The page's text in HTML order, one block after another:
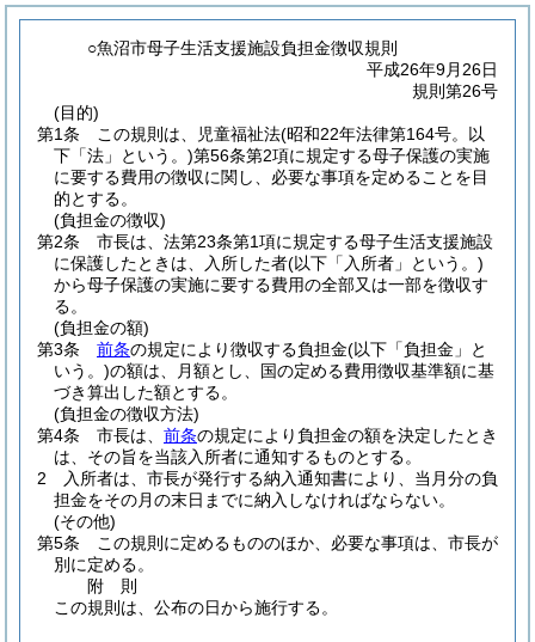
○魚沼市母子生活支援施設負担金徴収規則
平成26年9月26日
規則第26号
(目的)
第1条
この規則は、児童福祉法(昭和22年法律第164号。以
下「法」という。)第56条第2項に規定する母子保護の実施
に要する費用の徴収に関し、必要な事項を定めることを目
的とする。
(負担金の徴収)
第2条
市長は、法第23条第1項に規定する母子生活支援施設
に保護したときは、入所した者(以下「入所者」という。)
から母子保護の実施に要する費用の全部又は一部を徴収す
る。
(負担金の額)
第3条
前条の規定により徴収する負担金(以下「負担金」と
いう。)の額は、月額とし、国の定める費用徴収基準額に基
づき算出した額とする。
(負担金の徴収方法)
第4条
市長は、 前条の規定により負担金の額を決定したとき
は、その旨を当該入所者に通知するものとする。
2
入所者は、市長が発行する納入通知書により、当月分の負
担金をその月の末日までに納入しなければならない。
(その他)
第5条
この規則に定めるもののほか、必要な事項は、市長が
別に定める。
附 則
この規則は、公布の日から施行する。